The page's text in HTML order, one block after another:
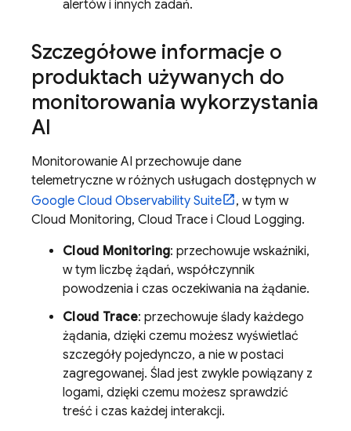
alertów i innych zadań.
Szczegółowe informacje o
produktach używanych do
monitorowania wykorzystania
AI
Monitorowanie AI przechowuje dane
telemetryczne w różnych usługach dostępnych w
Google Cloud Observability Suite
, w tym w
Cloud Monitoring, Cloud Trace i Cloud Logging.
Cloud Monitoring: przechowuje wskaźniki,
w tym liczbę żądań, współczynnik
powodzenia i czas oczekiwania na żądanie.
Cloud Trace: przechowuje ślady każdego
żądania, dzięki czemu możesz wyświetlać
szczegóły pojedynczo, a nie w postaci
zagregowanej. Ślad jest zwykle powiązany z
logami, dzięki czemu możesz sprawdzić
treść i czas każdej interakcji.